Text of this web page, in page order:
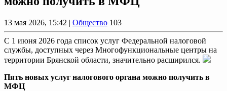
13 мая 2026, 15:42 | Общество 103
С 1 июня 2026 года список услуг Федеральной налоговой
службы, доступных через Многофункциональные центры на
территории Брянской области, значительно расширился.
Пять новых услуг налогового органа можно получить в
МФЦ